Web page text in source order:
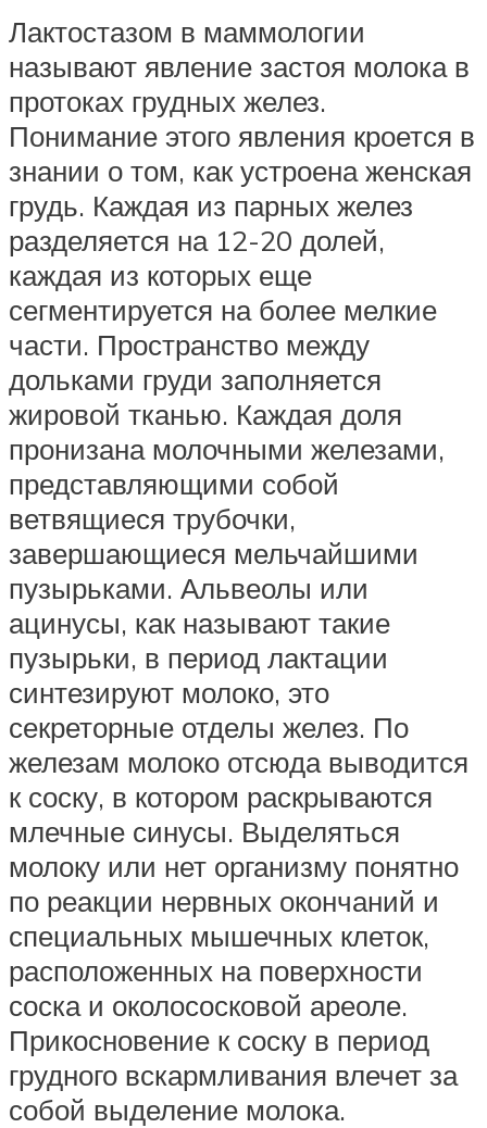
Лактостазом в маммологии
называют явление застоя молока в
протоках грудных желез.
Понимание этого явления кроется в
знании о том, как устроена женская
грудь. Каждая из парных желез
разделяется на 12-20 долей,
каждая из которых еще
сегментируется на более мелкие
части. Пространство между
дольками груди заполняется
жировой тканью. Каждая доля
пронизана молочными железами,
представляющими собой
ветвящиеся трубочки,
завершающиеся мельчайшими
пузырьками. Альвеолы или
ацинусы, как называют такие
пузырьки, в период лактации
синтезируют молоко, это
секреторные отделы желез. По
железам молоко отсюда выводится
к соску, в котором раскрываются
млечные синусы. Выделяться
молоку или нет организму понятно
по реакции нервных окончаний и
специальных мышечных клеток,
расположенных на поверхности
соска и околососковой ареоле.
Прикосновение к соску в период
грудного вскармливания влечет за
собой выделение молока.